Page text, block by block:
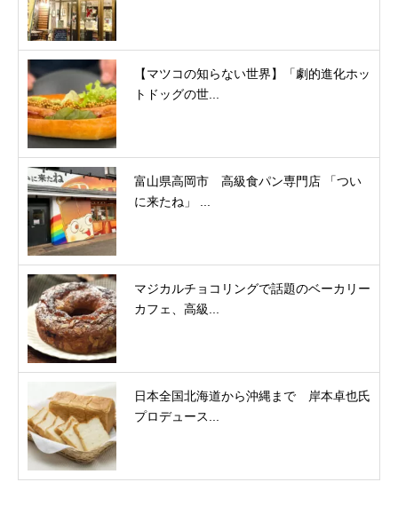
【マツコの知らない世界】「劇的進化ホッ
トドッグの世...
富山県高岡市 高級食パン専門店 「つい
に来たね」 ...
マジカルチョコリングで話題のベーカリー
カフェ、高級...
日本全国北海道から沖縄まで 岸本卓也氏
プロデュース...